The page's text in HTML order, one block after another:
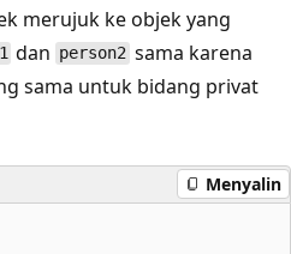
merujuk ke objek yang
dan person2 sama karena
sama untuk bidang privat
Menyalin